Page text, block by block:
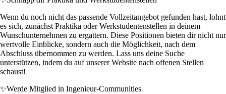
Wenn du noch nicht das passende Vollzeitangebot gefunden hast, lohnt
es sich, zunächst Praktika oder Werkstudentenstellen in deinem
Wunschunternehmen zu ergattern. Diese Positionen bieten dir nicht nur
wertvolle Einblicke, sondern auch die Möglichkeit, nach dem
Abschluss übernommen zu werden. Lass uns deine Suche
unterstützen, indem du auf unserer Website nach offenen Stellen
schaust!
✨Werde Mitglied in Ingenieur-Communities